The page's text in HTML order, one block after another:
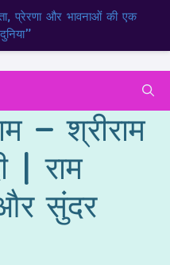
प्रेरणा और भावनाओं की एक
– श्रीराम
| राम
सुंदर